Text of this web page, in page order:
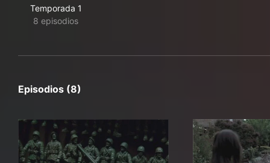
Temporada 1
8 episodios
Episodios (8)